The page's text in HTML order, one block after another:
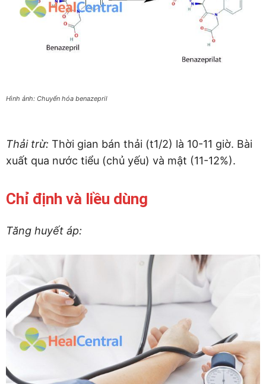
Hình ảnh: Chuyển hóa benazepril
Thải trừ: Thời gian bán thải (t1/2) là 10-11 giờ. Bài
xuất qua nước tiểu (chủ yếu) và mật (11-12%).
Chỉ định và liều dùng
Tăng huyết áp: